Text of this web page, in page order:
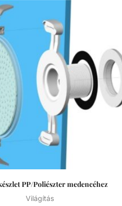
Rozsdamentes acél
acél (más néven inox acél) egy
krómtartalmú acélötvözet, mely
foltosodással szemben, de
képes a rozsdásodásra,
alacsony oxigéntartalmú, magas
nem szellőző körülmények között.
oxid passzív réteget képez, ami
a felület további rozsdásodását,
annak az acél belső rétegeibe
történő haladását.
PP/Poliészter medencéhez
Világítás